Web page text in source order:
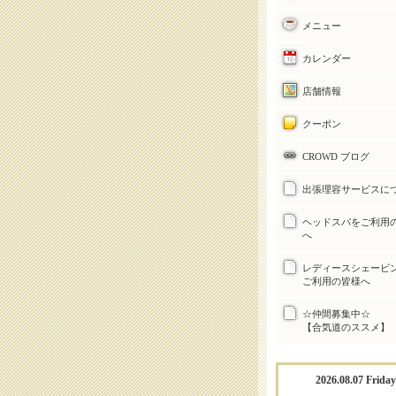
メニュー
カレンダー
店舗情報
クーポン
CROWD ブログ
出張理容サービスに
ヘッドスパをご利用
へ
レディースシェービ
ご利用の皆様へ
☆仲間募集
【合気道のススメ】
2026.08.07 Friday